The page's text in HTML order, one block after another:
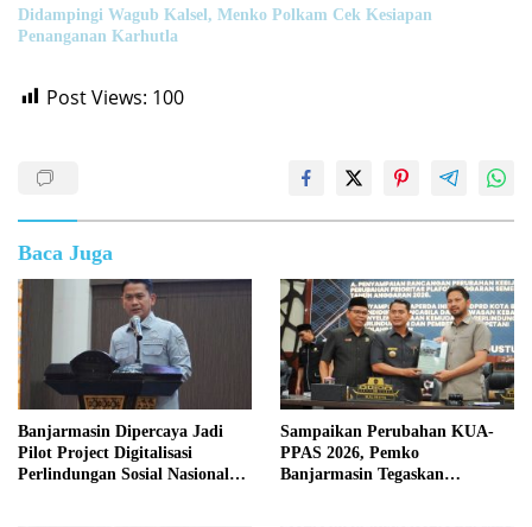
Didampingi Wagub Kalsel, Menko Polkam Cek Kesiapan
Penanganan Karhutla
Post Views: 100
Baca Juga
Banjarmasin Dipercaya Jadi
Pilot Project Digitalisasi
Perlindungan Sosial Nasional
Sampaikan Perubahan KUA-
PPAS 2026, Pemko
Banjarmasin Tegaskan